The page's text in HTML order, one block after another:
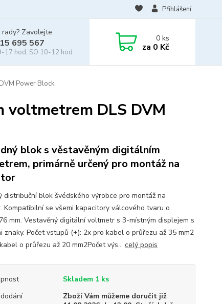
Přihlášení
Zavolejte.
695 567
17 hod, SO 10-12 hod
0ks
za 0 Kč
Power Block
DLS DVM
blok s věstavěným digitálním
primárně určený pro montáž na
distribuční blok švédského výrobce pro montáž na
Kompatibilní se všemi kapacitory válcového tvaru o
mm. Vestavěný digitální voltmetr s 3-místným displejem s
znaky. Počet vstupů (+): 2x pro kabel o průřezu až 35 mm2
o průřezu až 20 mm2Počet výs... celý popis
Skladem 1 ks
Zboží Vám můžeme doručit již